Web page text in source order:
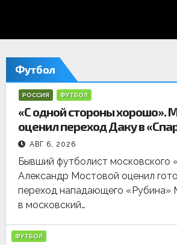
е
н
о
о
т
и
Футбол
РОССИЯ ФУТБОЛ
«С одной стороны хорошо».
оценил переход Даку в
АВГ 6, 2026
Бывший футболист московского
Александр Мостовой оценил
переход нападающего «Рубина»
в московский…
ФУТБОЛ